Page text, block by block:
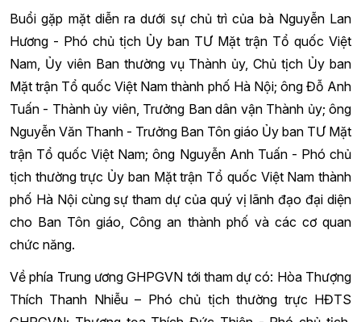
Buổi gặp mặt diễn ra dưới sự chủ trì của bà Nguyễn Lan
Hương - Phó chủ tịch Ủy ban TƯ Mặt trận Tổ quốc Việt
Nam, Ủy viên Ban thường vụ Thành ủy, Chủ tịch Ủy ban
Mặt trận Tổ quốc Việt Nam thành phố Hà Nội; ông Đỗ Anh
Tuấn - Thành ủy viên, Trưởng Ban dân vận Thành ủy; ông
Nguyễn Văn Thanh - Trưởng Ban Tôn giáo Ủy ban TƯ Mặt
trận Tổ quốc Việt Nam; ông Nguyễn Anh Tuấn - Phó chủ
tịch thường trực Ủy ban Mặt trận Tổ quốc Việt Nam thành
phố Hà Nội cùng sự tham dự của quý vị lãnh đạo đại diện
cho Ban Tôn giáo, Công an thành phố và các cơ quan
chức năng.
Về phía Trung ương GHPGVN tới tham dự có: Hòa Thượng
Thích Thanh Nhiễu – Phó chủ tịch thường trực HĐTS